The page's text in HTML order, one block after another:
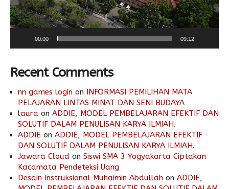
00:00 09:12
Recent Comments
nn games login on INFORMASI PEMILIHAN MATA
PELAJARAN LINTAS MINAT DAN SENI BUDAYA
laura on ADDIE, MODEL PEMBELAJARAN EFEKTIF DAN
SOLUTIF DALAM PENULISAN KARYA ILMIAH.
ADDIE on ADDIE, MODEL PEMBELAJARAN EFEKTIF
DAN SOLUTIF DALAM PENULISAN KARYA ILMIAH.
Jawara Cloud on Siswi SMA 3 Yogyakarta Ciptakan
Kacamata Pendeteksi Uang
Desain Instruksional Muhaimin Abdullah on ADDIE,